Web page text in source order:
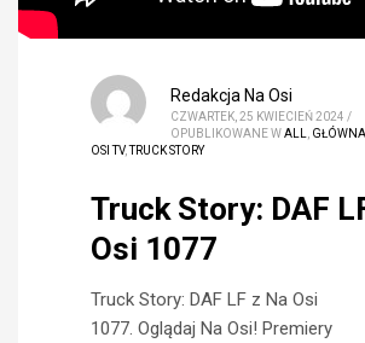
Redakcja Na Osi
CZWARTEK, 25 KWIECIEŃ 2024 /
OPUBLIKOWANE WALL GŁÓWNA
OSI TV,TRUCK STORY
Truck Story: DAF
Osi 1077
Truck Story: DAF LF z Na Osi
1077. Oglądaj Na Osi! Premiery